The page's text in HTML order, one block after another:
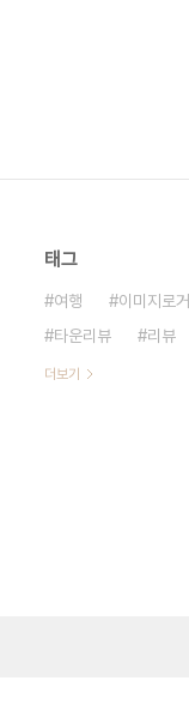
태그
여행 이미지로거
타운리뷰
리뷰
더보기